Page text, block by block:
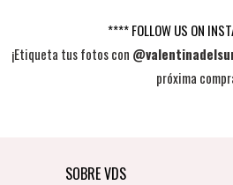
**** FOLLOW US ON
¡Etiqueta tus fotos con
próxima
SOBRE VDS